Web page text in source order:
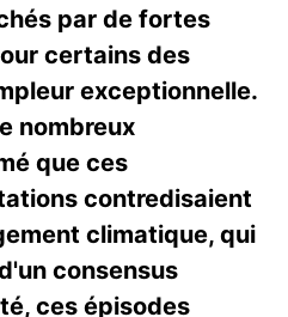
par de fortes
certains des
exceptionnelle.
nombreux
que ces
contredisaient
climatique, qui
consensus
ces épisodes